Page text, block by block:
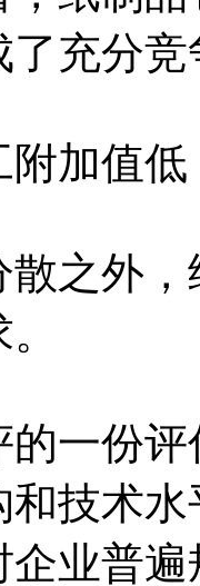
充分
值低
外，
份评
和技术
业普